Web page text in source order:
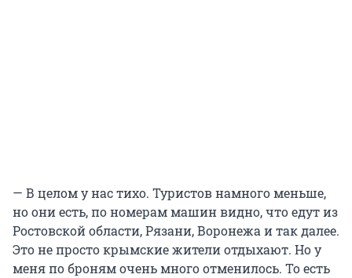
— В целом у нас тихо. Туристов намного меньше,
но они есть, по номерам машин видно, что едут из
Ростовской области, Рязани, Воронежа и так далее.
Это не просто крымские жители отдыхают. Но у
меня по броням очень много отменилось. То есть